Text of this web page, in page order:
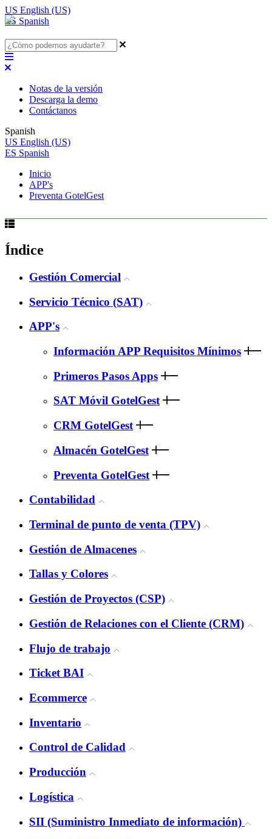
US English (US)
ES Spanish
Notas de la versión
Descarga la demo
Contáctanos
Spanish
US English (US)
ES Spanish
Inicio
APP's
Preventa GotelGest
Índice
Gestión Comercial
Servicio Técnico (SAT)
APP's
Información APP Requisitos Mínimos
Primeros Pasos Apps
SAT Móvil GotelGest
CRM GotelGest
Almacén GotelGest
Preventa GotelGest
Contabilidad
Terminal de punto de venta (TPV)
Gestión de Almacenes
Tallas y Colores
Gestión de Proyectos (CSP)
Gestión de Relaciones con el Cliente (CRM)
Flujo de trabajo
Ticket BAI
Ecommerce
Inventario
Control de Calidad
Producción
Logística
SII (Suministro Inmediato de información)